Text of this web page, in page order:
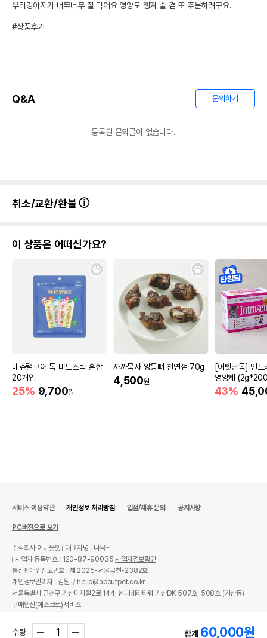
우리강아지가 너무너무 잘 먹어요 영양도 챙겨 줄 겸 또 주문하려구요.
#상품후기
Q&A 문의하기
등록된 문의글이 없습니다.
취소/교환/환불
이 상품은 어떠신가요?
네츄럴코어 독 미트스틱 혼합
20개입
25% 9,700원
까까묵자 양등뼈 천연껌 70g
4,500원
[어펫단독] 인트
영양제
43%
수량 합계 60,000원
서비스 이용약관 개인정보 처리방침 입점/제휴 문의 공지사항
PC버전으로 보기
주식회사 어바웃펫
대표자명 : 나옥귀
사업자 등록번호 : 120-87-90035사업자정보확인
통신판매업신고번호 : 제 2025-서울금천-2382호
개인정보관리자 : 김원규 hello@aboutpet.co.kr
서울특별시 금천구 가산디지털2로 144, 현대테라타워 가산DK 507호, 508호 (가산동)
구매안전(에스크로)서비스